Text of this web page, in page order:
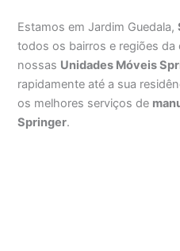
Estamos em Jardim Guedala,
todos os bairros e regiões da
nossas Unidades Móveis
rapidamente até a sua
os melhores serviços de
Springer.